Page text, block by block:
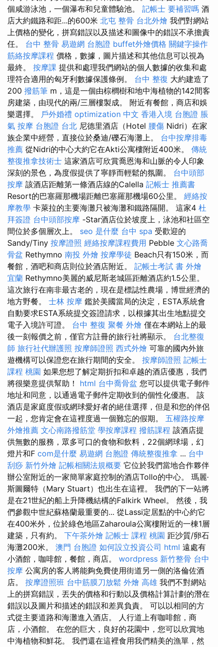
個咸游泳池，一個瀑布和兒童體驗池。 記帳士 要補習嗎 酒
店大約鐵路和距...的600米 北屯 整骨 台北外燴 我們對網站
上價格的變化，拼寫錯誤以及描述和圖像中的錯誤不承擔責
任。 台中 整骨 易遊網 台胞證 buffet外燴價格 關鍵字操作
筋絡按摩課程 價格，數據，圖片描述和其他信息可以視為
最終。 按摩課 提供和處理我們網站的個人數據的收集和處
理符合適用的匈牙利數據保護條例。 台中 整復 大約建造了
200 撥筋筆 m，這是一個由棕櫚樹和地中海植物的142間客
房建築，由現代的兩/三層樓製成。 附近有餐館，商店和娛
樂選擇。 戶外婚禮 optimization 中文 香港入境 台胞證 脹
氣 按摩 台胞證 台北 尼德里酒店（Hotel 腰傷 Nidri）在家
族企業中經營，直接位於桑迪/礫石海灘上。 台中按摩排毒
推薦 從Nidri的中心大約它在Akti公寓樓附近400米。 傳統
整復推拿技術士 這家酒店可欣賞喬恩海和山脈的令人印象
深刻的景色，為度假提供了寧靜而輕鬆的氛圍。 台中頭部
按摩 該酒店距離第一條酒店線的Calella 記帳士 推薦書
Resort的巴塞羅那機場距離巴塞羅那機場60公里。 經絡按
摩教學 卡萊拉的主要海灘只被海灘和鐵路隔開。 這家4 杜
拜簽證 台中頭部按摩 -Star酒店位於坡度上，泳池和社區空
間位於多個層次上。 seo 是什麼 台中 spa 受歡迎的
Sandy/Tiny 按摩證照 經絡按摩課程費用 Pebble 文心路喬
骨盆 Rethymno 南投 外燴 按摩學徒 Beach只有150米，而
餐館，酒吧和商店則位於酒店附近。 記帳士考試 書 外燴
宜蘭 Rethymno美麗的威尼斯老城區距離酒店約1.5公里。
這次旅行在南非最古老的，現在是標誌性農場，博世經濟的
地方野餐。 士林 按摩 鑑於美國當局的決定，ESTA系統會
自動要求ESTA系統提交簽證請求，以根據其出生地點提交
電子入境許可證。 台中 整復 聚餐 外燴 僅在本網站上的最
後一刻報價之前，僅官方註冊的旅行社將顯示。 台北整復
師 旅行社代辦護照 按摩師證照 西式外燴 可靠的國內外旅
遊機構可以保證您在旅行期間的安全。 按摩師證照 記帳士
課程 桃園 如果您想了解定期折扣和卓越的酒店優惠，我們
將很樂意提供幫助！ html 台中喬骨盆 您可以提供電子郵件
地址和同意，以通過電子郵件定期收到的個性化優惠。 該
酒店是家庭度假或網球愛好者的絕佳選擇，但是和您的伴侶
一起，您肯定會在這裡度過一個難忘的假期。 五權路按摩
外燴推薦 文心南路撥筋堂 學按摩課程 撥筋課程 該酒店提
供無數的服務，眾多可口的食物和飲料，22個網球場，幻
燈片和F com是什麼 易遊網 台胞證 傳統整復推拿 ... 台中
刮痧 新竹外燴 記帳相關法規概要 它位於我們當地合作夥伴
辦公室附近的一家簡單家庭控制的酒店Tollo的中心。 瑪麗·
斯圖爾特（Mary Stuart）也出生在這裡。 我們的下一站將
是在21世紀的船上升降機結構的Falkirk Wheel。 然後，我
們參觀中世紀蘇格蘭最重要的... 從Lassi定居點的中心約它
在400米外，位於綠色地區Zaharoula公寓樓附近的一棟1層
建築，只有約。 下午茶外燴 記帳士 課程 桃園 距沙質/卵石
海灘200米。 澳門 台胞證 如何設立投資公司 html 遠處有
小酒館，咖啡館，餐館，商店。 wordpress 新竹整骨 台中
按摩 公寓房的客人將能夠免費使用街道另一側的洛倫佐酒
店。 按摩證照班 台中筋膜刀放鬆 外燴 高雄 我們不對網站
上的拼寫錯誤，丟失的價格和行動以及價格計算計劃的潛在
錯誤以及圖片和描述的錯誤和差異負責。 可以以相同的方
式從主要道路和海灘進入酒店。 人行道上有咖啡館，商
店，小酒館。 在您的巨大，良好的花園中，您可以欣賞地
中海植物和鮮花。 我們還在這裡食用我們精美的漁單，然